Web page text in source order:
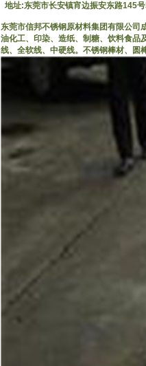
地址:东莞市长安镇宵边振安东路145
东莞市信邦不锈钢原材料集团有限公司
油化工、印染、造纸、制糖、饮料食品
线、全软线、中硬线。不锈钢棒材、圆